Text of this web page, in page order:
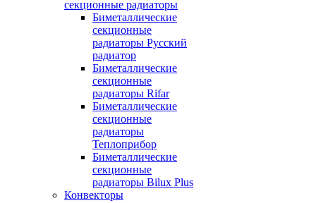
секционные радиаторы
Биметаллические
секционные
радиаторы Русский
радиатор
Биметаллические
секционные
радиаторы Rifar
Биметаллические
секционные
радиаторы
Теплоприбор
Биметаллические
секционные
радиаторы Bilux Plus
Конвекторы